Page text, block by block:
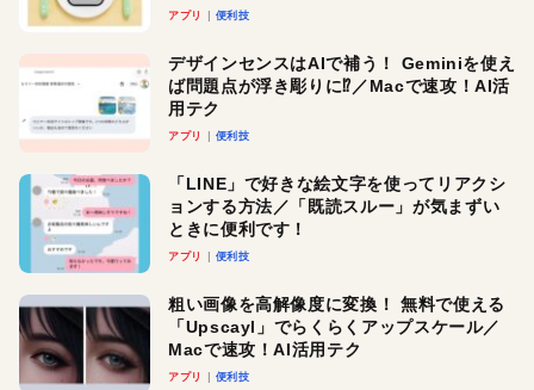
アプリ 便利技
デザインセンスはAIで補う！ Geminiを使え
ば問題点が浮き彫りに⁉︎／Macで速攻！AI活
用テク
アプリ 便利技
「LINE」で好きな絵文字を使ってリアクシ
ョンする方法／「既読スルー」が気まずい
ときに便利です！
アプリ 便利技
粗い画像を高解像度に変換！ 無料で使える
「Upscayl」でらくらくアップスケール／
Macで速攻！AI活用テク
アプリ 便利技